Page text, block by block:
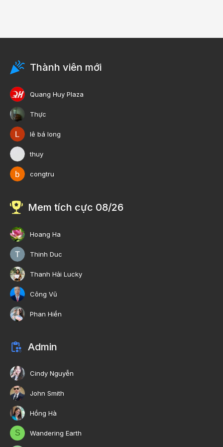
Thành viên mới
Quang Huy Plaza
Thực
lê bá long
thuy
congtru
Mem tích cực 08/26
Hoang Ha
Thinh Duc
Thanh Hải Lucky
Công Vũ
Phan Hiền
Admin
Cindy Nguyễn
John Smith
Hồng Hà
S Wandering Earth